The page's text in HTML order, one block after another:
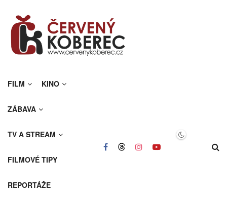
FILM KINO
ZÁBAVA
TV A STREAM
FILMOVÉ TIPY
REPORTÁŽE